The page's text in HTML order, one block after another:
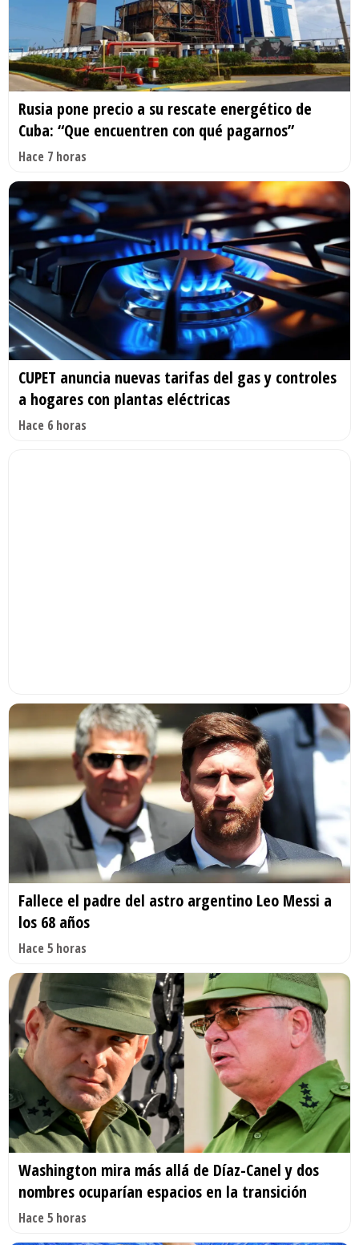
Rusia pone precio a su rescate energético de
Cuba: “Que encuentren con qué pagarnos”
Hace 7 horas
CUPET anuncia nuevas tarifas del gas y controles
a hogares con plantas eléctricas
Hace 6 horas
Fallece el padre del astro argentino Leo Messi a
los 68 años
Hace 5 horas
Washington mira más allá de Díaz-Canel y dos
nombres ocuparían espacios en la transición
Hace 5 horas